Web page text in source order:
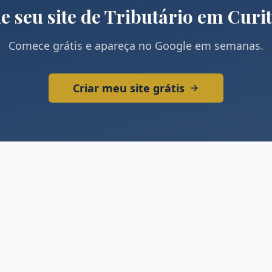
seu site deTributário em
Comece grátis e apareça no Google em semanas.
Criar meu site grátis